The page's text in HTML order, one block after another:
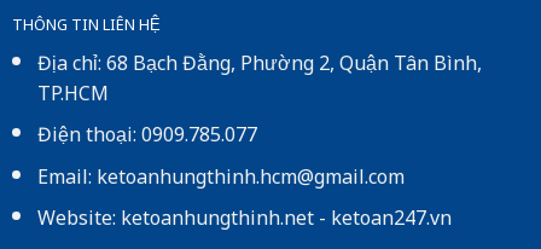
THÔNG TIN LIÊN HỆ
Địa chỉ: 68 Bạch Đằng, Phường 2, Quận Tân Bình,
TP.HCM
Điện thoại: 0909.785.077
Email: ketoanhungthinh.hcm@gmail.com
Website:ketoanhungthinh.net-ketoan247.vn